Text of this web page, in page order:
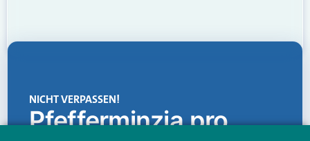
NICHT VERPASSEN!
Pfefferminzia.pro